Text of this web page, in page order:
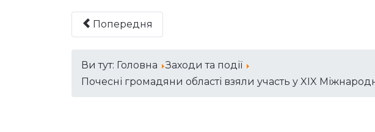
Попередня
Ви тут: Головна
Заходи та події
Почесні громадяни області взяли участь у XIX